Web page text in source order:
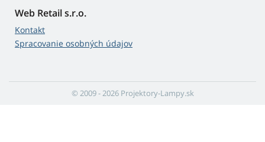
Web Retail s.r.o.
Kontakt
Spracovanie osobných údajov
© 2009 - 2026 Projektory-Lampy.sk